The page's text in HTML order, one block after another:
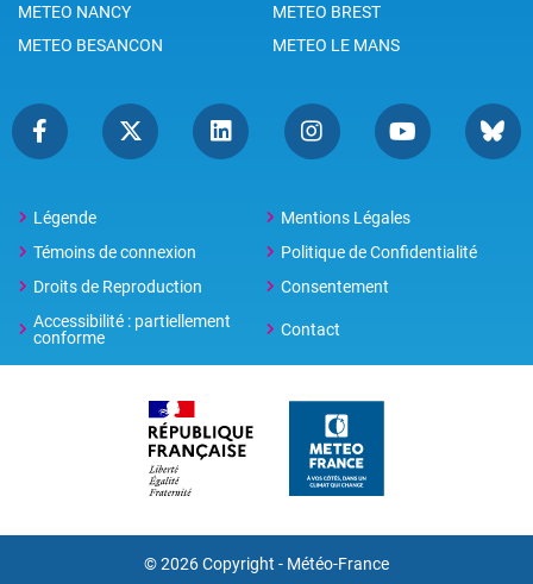
METEO NANCY
METEO BREST
METEO BESANCON
METEO LE MANS
Légende
Mentions Légales
Témoins de connexion
Politique de Confidentialité
Droits de Reproduction
Consentement
Accessibilité : partiellement
conforme
Contact
© 2026 Copyright - Météo-France